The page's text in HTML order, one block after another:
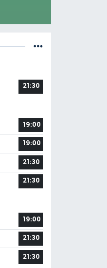
21:30
19:00
19:00
21:30
21:30
19:00
21:30
21:30